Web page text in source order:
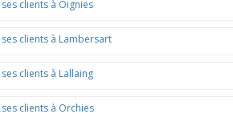
clients à Oignies
clients à Lambersart
clients à Lallaing
clients à Orchies